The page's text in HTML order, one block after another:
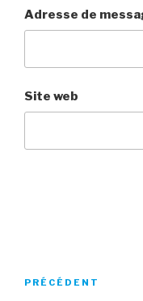
Adresse de
Site web
Navigation
Article
PRÉCÉDENT